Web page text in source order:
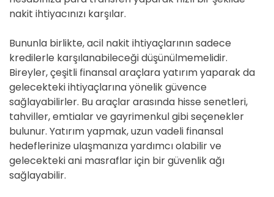
nakit ihtiyacınızı karşılar.
Bununla birlikte, acil nakit ihtiyaçlarının sadece
kredilerle karşılanabileceği düşünülmemelidir.
Bireyler, çeşitli finansal araçlara yatırım yaparak da
gelecekteki ihtiyaçlarına yönelik güvence
sağlayabilirler. Bu araçlar arasında hisse senetleri,
tahviller, emtialar ve gayrimenkul gibi seçenekler
bulunur. Yatırım yapmak, uzun vadeli finansal
hedeflerinize ulaşmanıza yardımcı olabilir ve
gelecekteki ani masraflar için bir güvenlik ağı
sağlayabilir.